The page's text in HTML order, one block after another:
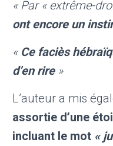
« Par « extrême-
ont encore un
« Ce faciès
d’en rire»
L’auteur a mis
assortie d’une
incluant le mot «